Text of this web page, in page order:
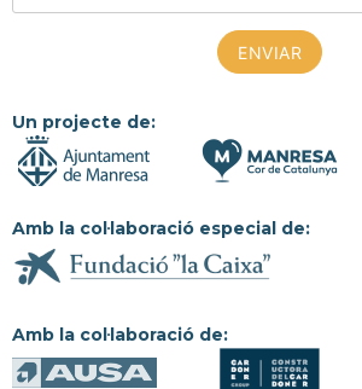
Un projecte de:
Amb la col·laboració especial de:
Amb la col·laboració de: